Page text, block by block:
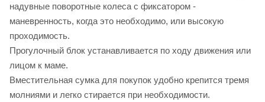
надувные поворотные колеса с фиксатором -
маневренность, когда это необходимо, или высокую
проходимость.
Прогулочный блок устанавливается по ходу движения или
лицом к маме.
Вместительная сумка для покупок удобно крепится тремя
молниями и легко стирается при необходимости.